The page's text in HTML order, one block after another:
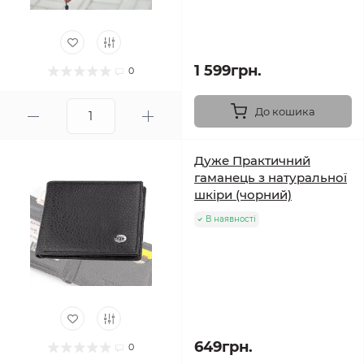
0 1 599грн.
До кошика
0
Дуже Практичний
гаманець з натуральної
шкіри (чорний)
В наявності
649грн.